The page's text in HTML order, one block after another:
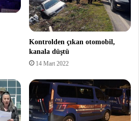
Kontrolden çıkan otomobil,
kanala düştü
14 Mart 2022